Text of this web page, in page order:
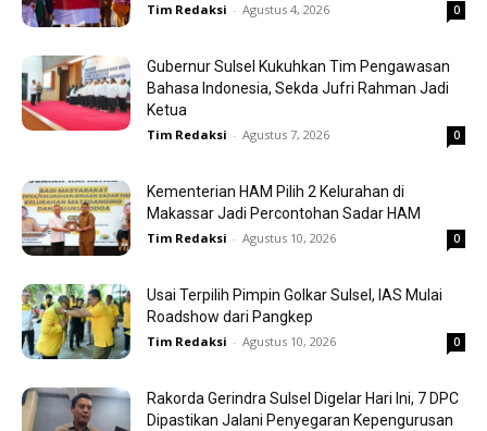
Tim Redaksi - Agustus 4, 2026 0
Gubernur Sulsel Kukuhkan Tim Pengawasan
Bahasa Indonesia, Sekda Jufri Rahman Jadi
Ketua
Tim Redaksi - Agustus 7, 2026 0
Kementerian HAM Pilih 2 Kelurahan di
Makassar Jadi Percontohan Sadar HAM
Tim Redaksi - Agustus 10, 2026 0
Usai Terpilih Pimpin Golkar Sulsel, IAS Mulai
Roadshow dari Pangkep
Tim Redaksi - Agustus 10, 2026 0
Rakorda Gerindra Sulsel Digelar Hari Ini, 7 DPC
Dipastikan Jalani Penyegaran Kepengurusan